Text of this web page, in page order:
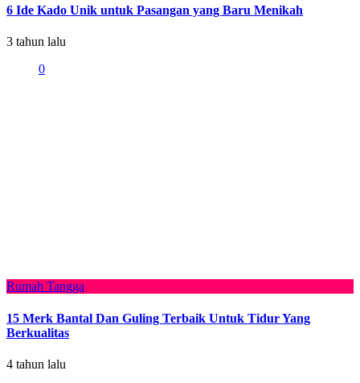
6 Ide Kado Unik untuk Pasangan yang Baru Menikah
3 tahun lalu
0
Rumah Tangga
15 Merk Bantal Dan Guling Terbaik Untuk Tidur Yang
Berkualitas
4 tahun lalu